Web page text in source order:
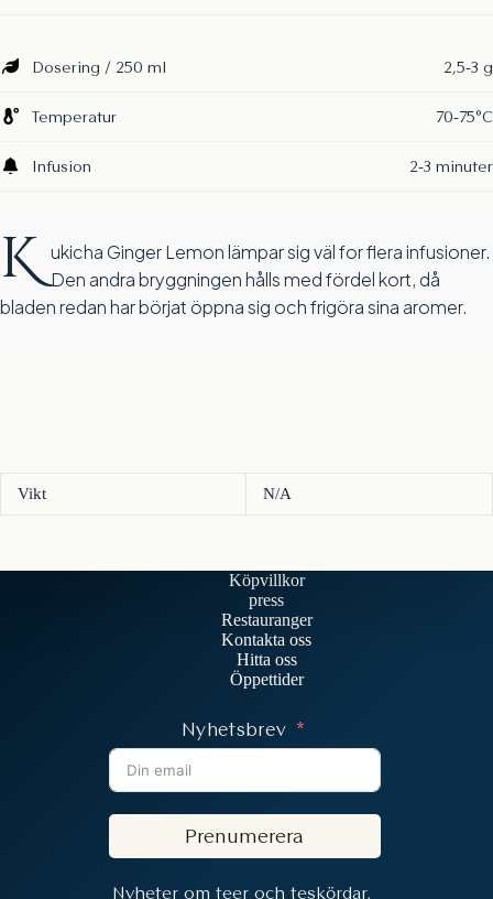
Dosering / 250 ml 2,5-3 g
Temperatur 70-75°C
Infusion 2-3 minuter
K ukicha Ginger Lemon lämpar sig väl for flera infusioner.
Den andra bryggningen hålls med fördel kort, då
bladen redan har börjat öppna sig och frigöra sina aromer.
Vikt N/A
Köpvillkor
press
Restauranger
Kontakta oss
Hitta oss
Öppettider
Nyhetsbrev
Prenumerera
Nyheter om teer och teskördar.